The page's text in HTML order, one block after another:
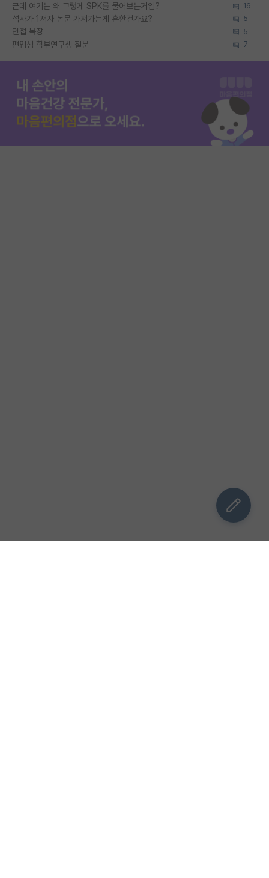
근데 여기는 왜 그렇게 SPK를 물어보는거임? 16
석사가 1저자 논문 가져가는게 흔한건가요? 5
면접 복장 5
편입생 학부연구생 질문 7